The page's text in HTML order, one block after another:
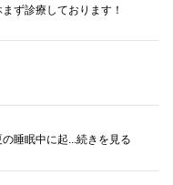
ず診療しております！
睡眠中に起...続きを見る